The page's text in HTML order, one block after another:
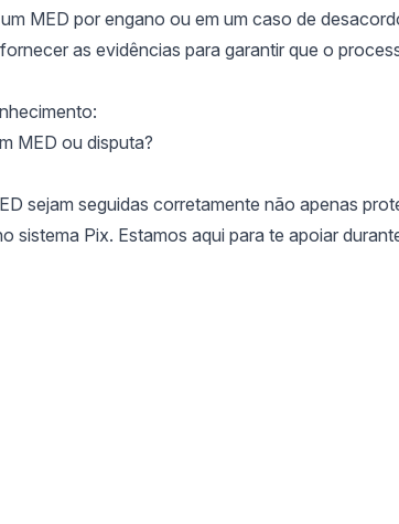
MED por engano ou em um caso de
as evidências para garantir que o
MED ou disputa?
sejam seguidas corretamente não apenas
sistema Pix. Estamos aqui para te apoiar